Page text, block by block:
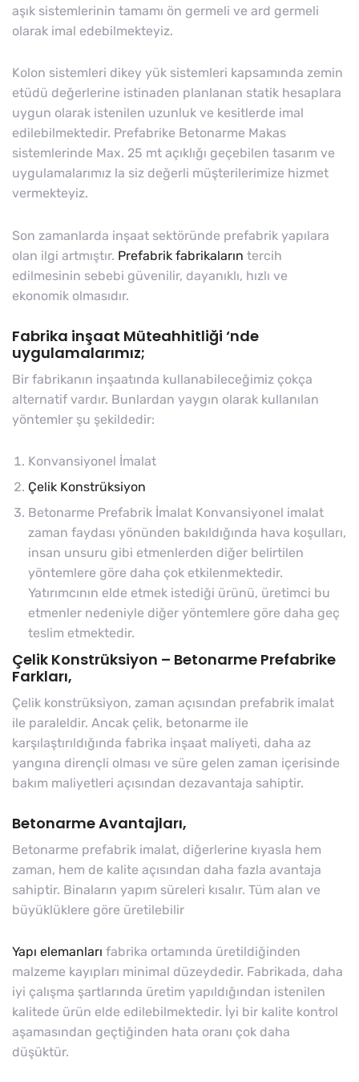
aşık sistemlerinin tamamı ön germeli ve ard germeli
olarak imal edebilmekteyiz.
Kolon sistemleri dikey yük sistemleri kapsamında zemin
etüdü değerlerine istinaden planlanan statik hesaplara
uygun olarak istenilen uzunluk ve kesitlerde imal
edilebilmektedir. Prefabrike Betonarme Makas
sistemlerinde Max. 25 mt açıklığı geçebilen tasarım ve
uygulamalarımız la siz değerli müşterilerimize hizmet
vermekteyiz.
Son zamanlarda inşaat sektöründe prefabrik yapılara
olan ilgi artmıştır. Prefabrik fabrikaların tercih
edilmesinin sebebi güvenilir, dayanıklı, hızlı ve
ekonomik olmasıdır.
Fabrika inşaat Müteahhitliği ‘nde
uygulamalarımız;
Bir fabrikanın inşaatında kullanabileceğimiz çokça
alternatif vardır. Bunlardan yaygın olarak kullanılan
yöntemler şu şekildedir:
Konvansiyonel İmalat
Çelik Konstrüksiyon
Betonarme Prefabrik İmalat Konvansiyonel imalat
zaman faydası yönünden bakıldığında hava koşulları,
insan unsuru gibi etmenlerden diğer belirtilen
yöntemlere göre daha çok etkilenmektedir.
Yatırımcının elde etmek istediği ürünü, üretimci bu
etmenler nedeniyle diğer yöntemlere göre daha geç
teslim etmektedir.
Çelik Konstrüksiyon – Betonarme Prefabrike
Farkları,
Çelik konstrüksiyon, zaman açısından prefabrik imalat
ile paraleldir. Ancak çelik, betonarme ile
karşılaştırıldığında fabrika inşaat maliyeti, daha az
yangına dirençli olması ve süre gelen zaman içerisinde
bakım maliyetleri açısından dezavantaja sahiptir.
Betonarme Avantajları,
Betonarme prefabrik imalat, diğerlerine kıyasla hem
zaman, hem de kalite açısından daha fazla avantaja
sahiptir. Binaların yapım süreleri kısalır. Tüm alan ve
büyüklüklere göre üretilebilir
Yapı elemanları fabrika ortamında üretildiğinden
malzeme kayıpları minimal düzeydedir. Fabrikada, daha
iyi çalışma şartlarında üretim yapıldığından istenilen
kalitede ürün elde edilebilmektedir. İyi bir kalite kontrol
aşamasından geçtiğinden hata oranı çok daha
düşüktür.